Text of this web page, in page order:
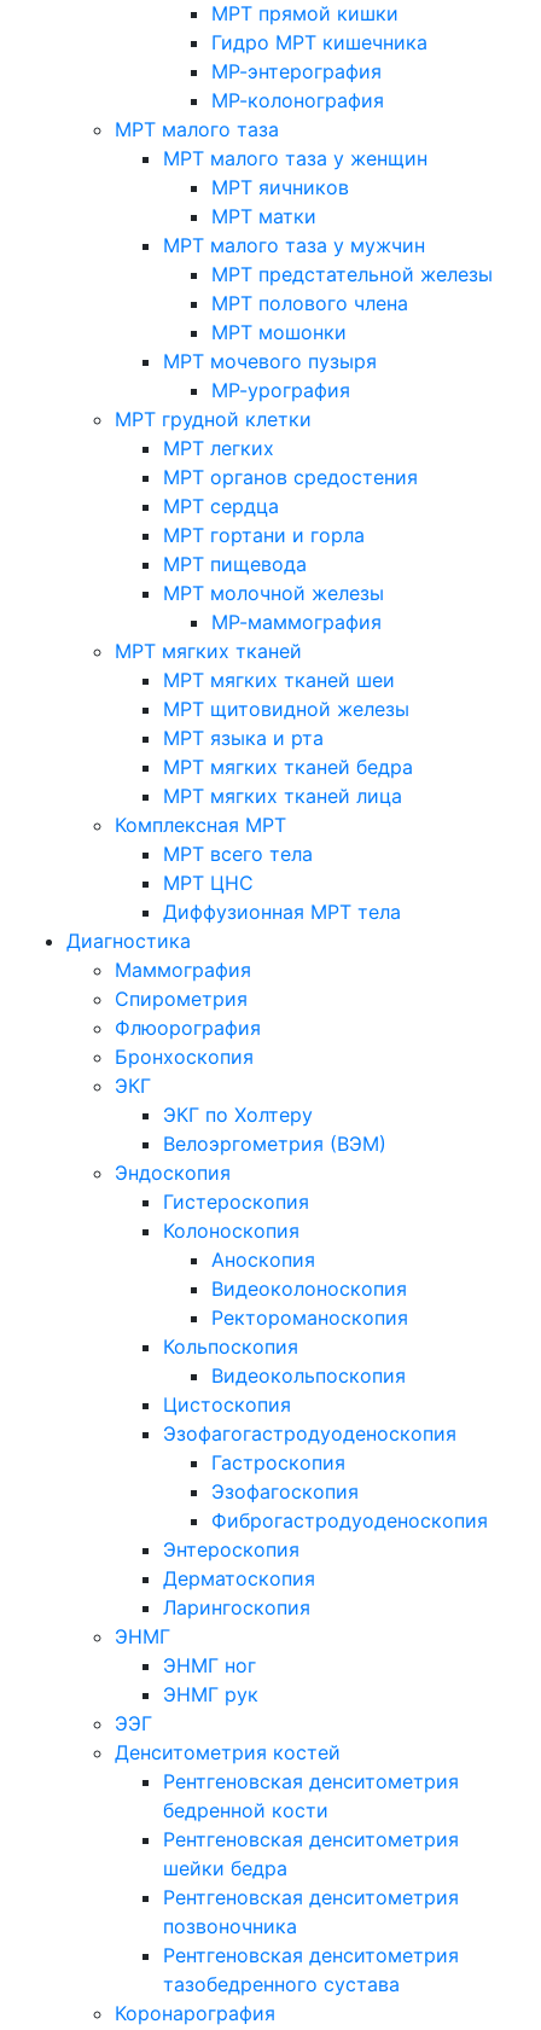
МРТ прямой кишки
Гидро МРТ кишечника
МР-энтерография
МР-колонография
МРТ малого таза
МРТ малого таза у женщин
МРТ яичников
МРТ матки
МРТ малого таза у мужчин
МРТ предстательной железы
МРТ полового члена
МРТ мошонки
МРТ мочевого пузыря
МР-урография
МРТ грудной клетки
МРТ легких
МРТ органов средостения
МРТ сердца
МРТ гортани и горла
МРТ пищевода
МРТ молочной железы
МР-маммография
МРТ мягких тканей
МРТ мягких тканей шеи
МРТ щитовидной железы
МРТ языка и рта
МРТ мягких тканей бедра
МРТ мягких тканей лица
Комплексная МРТ
МРТ всего тела
МРТ ЦНС
Диффузионная МРТ тела
Диагностика
Маммография
Спирометрия
Флюорография
Бронхоскопия
ЭКГ
ЭКГ по Холтеру
Велоэргометрия (ВЭМ)
Эндоскопия
Гистероскопия
Колоноскопия
Аноскопия
Видеоколоноскопия
Ректороманоскопия
Кольпоскопия
Видеокольпоскопия
Цистоскопия
Эзофагогастродуоденоскопия
Гастроскопия
Эзофагоскопия
Фиброгастродуоденоскопия
Энтероскопия
Дерматоскопия
Ларингоскопия
ЭНМГ
ЭНМГ ног
ЭНМГ рук
ЭЭГ
Денситометрия костей
Рентгеновская денситометрия
бедренной кости
Рентгеновская денситометрия
шейки бедра
Рентгеновская денситометрия
позвоночника
Рентгеновская денситометрия
тазобедренного сустава
Коронарография